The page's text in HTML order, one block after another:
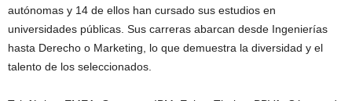
autónomas y 14 de ellos han cursado sus estudios en
universidades públicas. Sus carreras abarcan desde Ingenierías
hasta Derecho o Marketing, lo que demuestra la diversidad y el
talento de los seleccionados.